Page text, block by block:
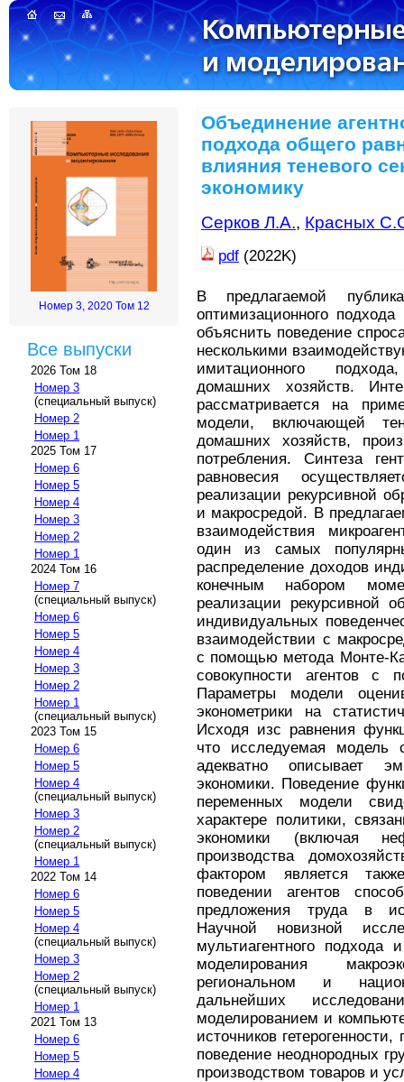
Номер 3, 2020 Том 12
Все выпуски
2026 Том 18
Номер 3
(специальный выпуск)
Номер 2
Номер 1
2025 Том 17
Номер 6
Номер 5
Номер 4
Номер 3
Номер 2
Номер 1
2024 Том 16
Номер 7
(специальный выпуск)
Номер 6
Номер 5
Номер 4
Номер 3
Номер 2
Номер 1
(специальный выпуск)
2023 Том 15
Номер 6
Номер 5
Номер 4
(специальный выпуск)
Номер 3
Номер 2
(специальный выпуск)
Номер 1
2022 Том 14
Номер 6
Номер 5
Номер 4
(специальный выпуск)
Номер 3
Номер 2
(специальный выпуск)
Номер 1
2021 Том 13
Номер 6
Номер 5
Номер 4
Объединение
подхода общего
влияния теневого
экономику
Серков Л.А., Красных
pdf (2022K)
В предлагаемой
оптимизационного
объяснить поведение
несколькими
имитационного
домашних хозяйств.
рассматривается на
модели, включающей
домашних хозяйств,
потребления. Синтеза
равновесия
реализации рекурсивной
и макросредой. В
взаимодействия
один из самых
распределение доходов
конечным набором
реализации рекурсивной
индивидуальных
взаимодействии с
с помощью метода Монте-
совокупности агентов с
Параметры модели
эконометрики на
Исходя изс равнения
что исследуемая модель
адекватно описывает
экономики. Поведение
переменных модели
характере политики,
экономики (включая
производства
фактором является
поведении агентов
предложения труда в
Научной новизной
мультиагентного
моделирования
региональном и
дальнейших
моделированием и
источников
поведение неоднородных
производством товаров и